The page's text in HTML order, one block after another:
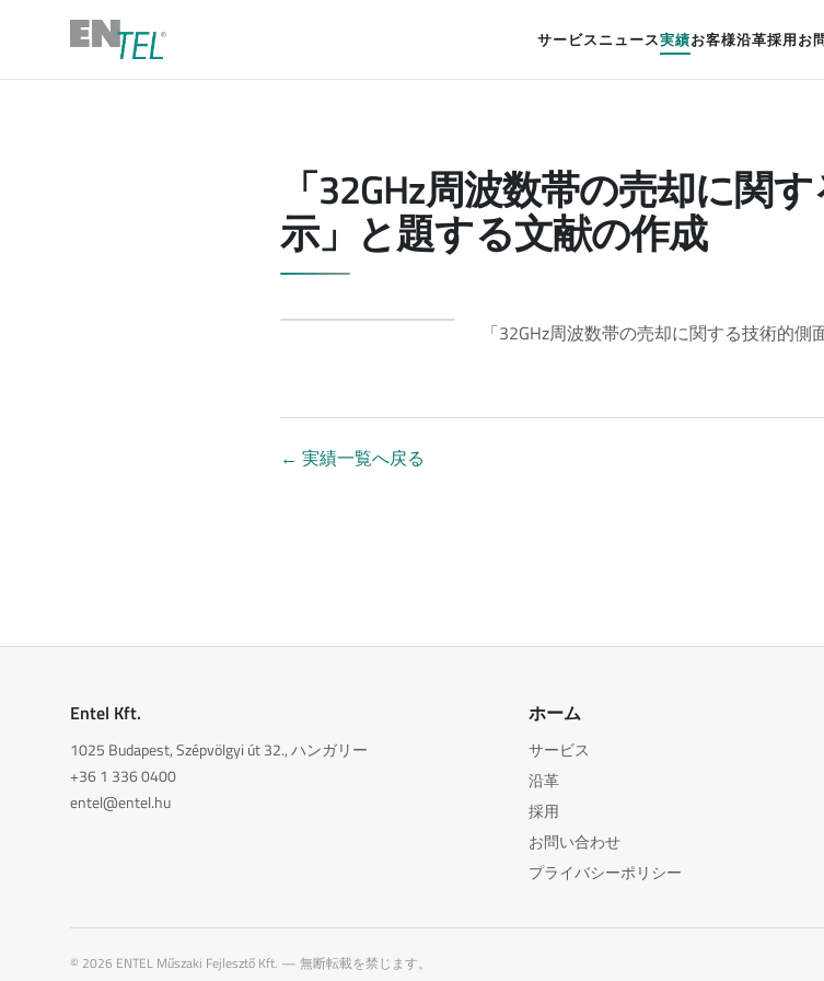
サービスニュース実績お客様沿革採用お
「32GHz周波数帯の売却に関
示」と題する文献の作成
「32GHz周波数帯の売却に関する技術的
← 実績一覧へ戻る
Entel Kft.
1025 Budapest, Szépvölgyi út 32., ハンガリー
+36 1 336 0400
entel@entel.hu
ホーム
サービス
沿革
採用
お問い合わせ
プライバシーポリシー
© 2026 ENTEL Műszaki Fejlesztő Kft. — 無断転載を禁じます。